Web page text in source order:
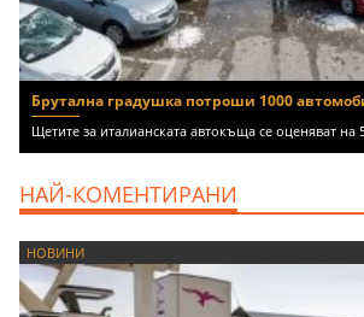
Брутална градушка потроши 1000
Щетите за италианската автокъща се оценяват
НАЙ-КОМЕНТИРАНИ
НОВИНИ